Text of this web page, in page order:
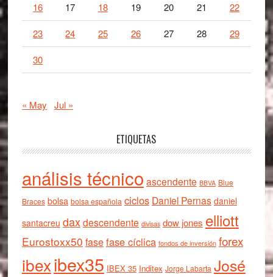
16 17 18 19 20 21 22
23 24 25 26 27 28 29
30
« May Jul »
ETIQUETAS
análisis técnico ascendente BBVA Blue
Braces bolsa bolsa española ciclos Daniel Pernas daniel
santacreu daxdescendente divisas dow jones elliott
Eurostoxx50 fasefase cíclica fondos de inversión forex
ibexibex35 IBEX 35 Inditex Jorge Labarta José